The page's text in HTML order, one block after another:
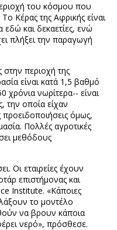
του κόσμου που
Κέρας της Αφρικής είναι
εδώ και δεκαετίες, ενώ
πλήξει την παραγωγή
στην περιοχή της
είναι κατά 1,5 βαθμό
νωρίτερα-- είναι
την οποία είχαν
προειδοποιήσεις όμως,
Πολλές αγροτικές
μεθόδους
Οι εταιρείες έχουν
επιστήμονας και
Institute. «Κάποιες
το μοντέλο
να βρουν κάποια
νερό», πρόσθεσε.